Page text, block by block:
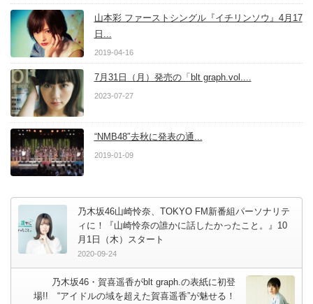
山本彩 ファーストシングル『イチリンソウ』4月17
日...
2019-04-16
7月31日（月）発売の「blt graph.vol....
2023-07-27
“NMB48″去秋に発表の通...
2019-01-09
乃木坂46山崎怜奈、TOKYO FM新番組パーソナリテ
ィに！『山崎怜奈の誰かに話したかったこと。』10
月1日（木）スタート
2020-09-24
乃木坂46・賀喜遥香がblt graph.の表紙に初登
場!! “アイドルの域を超えた賀喜遥香”が魅せる！